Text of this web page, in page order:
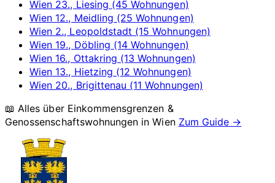
Wien 23., Liesing (45 Wohnungen)
Wien 12., Meidling (25 Wohnungen)
Wien 2., Leopoldstadt (15 Wohnungen)
Wien 19., Döbling (14 Wohnungen)
Wien 16., Ottakring (13 Wohnungen)
Wien 13., Hietzing (12 Wohnungen)
Wien 20., Brigittenau (11 Wohnungen)
📖 Alles über Einkommensgrenzen &
Genossenschaftswohnungen inWien Zum Guide →